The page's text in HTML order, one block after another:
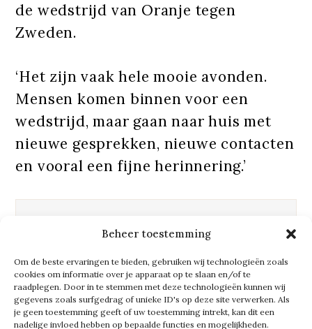
Beheer toestemming
Om de beste ervaringen te bieden, gebruiken wij technologieën zoals
cookies om informatie over je apparaat op te slaan en/of te
raadplegen. Door in te stemmen met deze technologieën kunnen wij
gegevens zoals surfgedrag of unieke ID's op deze site verwerken. Als
je geen toestemming geeft of uw toestemming intrekt, kan dit een
nadelige invloed hebben op bepaalde functies en mogelijkheden.
de wedstrijd van Oranje tegen
Zweden.
‘Het zijn vaak hele mooie avonden.
Mensen komen binnen voor een
wedstrijd, maar gaan naar huis met
nieuwe gesprekken, nieuwe contacten
en vooral een fijne herinnering.’
Wie een punt wil scoren voor een
Humanitaseen taartpuntdoneren
en zo bijdragen aan een mooie WK-
avond voor Rotterdamse ouderen.